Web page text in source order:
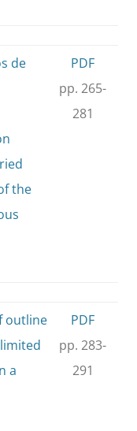
de
the
PDF
pp. 265-
281
outline
a
PDF
pp. 283-
291